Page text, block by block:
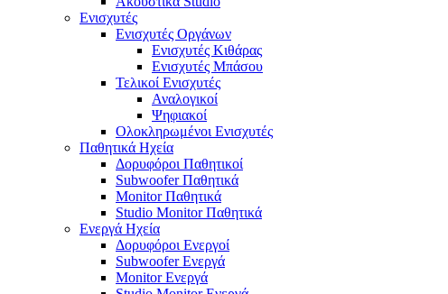
Ενισχυτές
Ενισχυτές Οργάνων
Ενισχυτές Κιθάρας
Ενισχυτές Μπάσου
Τελικοί Ενισχυτές
Αναλογικοί
Ψηφιακοί
Ολοκληρωμένοι Ενισχυτές
Παθητικά Ηχεία
Δορυφόροι Παθητικοί
Subwoofer Παθητικά
Monitor Παθητικά
Studio Monitor Παθητικά
Ενεργά Ηχεία
Δορυφόροι Ενεργοί
Subwoofer Ενεργά
Monitor Ενεργά